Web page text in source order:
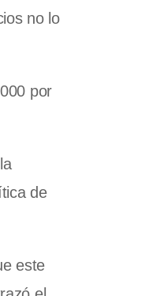
no lo
por
de
este